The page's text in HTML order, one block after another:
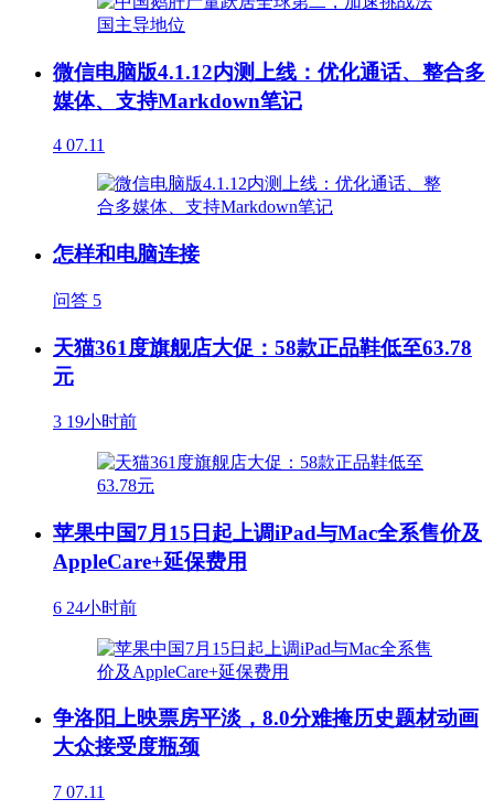
微信电脑版4.1.12内测上线：优化通话、整合多
媒体、支持Markdown笔记
4 07.11
怎样和电脑连接
问答 5
天猫361度旗舰店大促：58款正品鞋低至63.78
元
3 19小时前
苹果中国7月15日起上调iPad与Mac全系售价及
AppleCare+延保费用
6 24小时前
争洛阳上映票房平淡，8.0分难掩历史题材动画
大众接受度瓶颈
7 07.11